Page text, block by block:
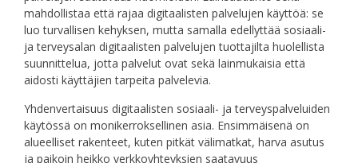
mahdollistaa että rajaa digitaalisten palvelujen käyttöä: se
luo turvallisen kehyksen, mutta samalla edellyttää sosiaali-
ja terveysalan digitaalisten palvelujen tuottajilta huolellista
suunnittelua, jotta palvelut ovat sekä lainmukaisia että
aidosti käyttäjien tarpeita palvelevia.
Yhdenvertaisuus digitaalisten sosiaali- ja terveyspalveluiden
käytössä on monikerroksellinen asia. Ensimmäisenä on
alueelliset rakenteet, kuten pitkät välimatkat, harva asutus
ja paikoin heikko verkkoyhteyksien saatavuus